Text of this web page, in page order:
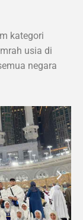
kategori
usia di
negara